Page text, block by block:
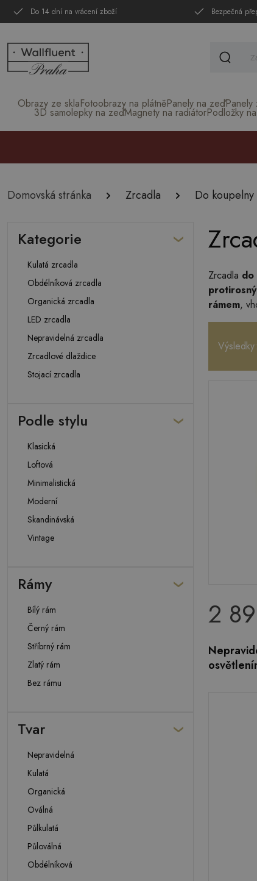
Do 14 dní na vrácení zboží Bezpečná
Obrazy ze sklaFotoobrazy na plátněPanely na zeďPanely
3D samolepky na zeďMagnety na radiátorPodložky
Domovská stránka Zrcadla Do koupelny
Kategorie
Kulatá zrcadla
Obdélníková zrcadla
Organická zrcadla
LED zrcadla
Nepravidelná zrcadla
Zrcadlové dlaždice
Stojací zrcadla
Podle stylu
Klasická
Loftová
Minimalistická
Moderní
Skandinávská
Vintage
Rámy
Bílý rám
Černý rám
Stříbrný rám
Zlatý rám
Bez rámu
Tvar
Nepravidelná
Kulatá
Organická
Oválná
Půlkulatá
Půloválná
Obdélníková
Zrcadla do
rámem,
2